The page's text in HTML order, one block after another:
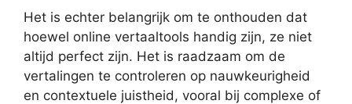
Het is echter belangrijk om te onthouden dat
hoewel online vertaaltools handig zijn, ze niet
altijd perfect zijn. Het is raadzaam om de
vertalingen te controleren op nauwkeurigheid
en contextuele juistheid, vooral bij complexe of